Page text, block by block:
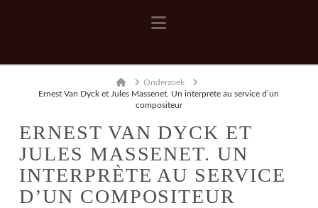
Navigation
HomeOnderzoek
Ernest Van Dyck et Jules Massenet. Un interprète au service d’un
compositeur
ERNEST VAN DYCK ET
JULES MASSENET. UN
INTERPRÈTE AU SERVICE
D’UN COMPOSITEUR